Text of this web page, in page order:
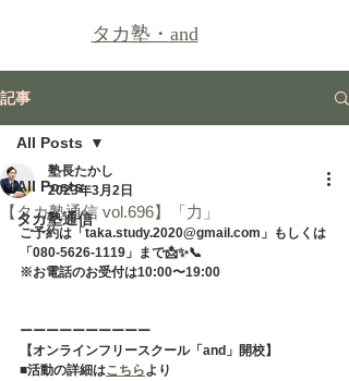
タカ塾・and
記事
All Posts
タカ塾通信
All Posts
【タカ塾通信 vol.696】「力」
塾長たかし
2023年3月2日
ご予約は「taka.study.2020@gmail.com」もしくは
「080-5626-1119」まで📩✨📞
※お電話のお受付は10:00〜19:00
ーーーーーーーーーー
【オンラインフリースクール「and」開校】
■活動の詳細はこちらより